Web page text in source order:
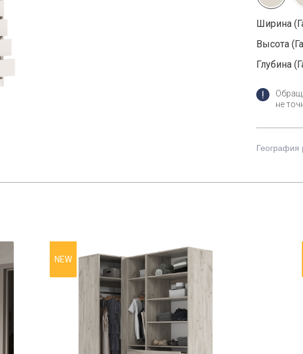
Ширина
Высота
Глубина
не
География
NEW